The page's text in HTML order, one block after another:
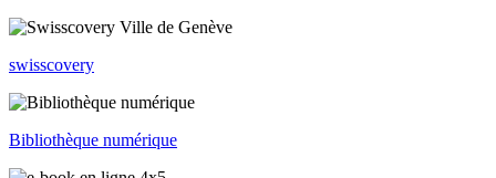
swisscovery
Bibliothèque numérique